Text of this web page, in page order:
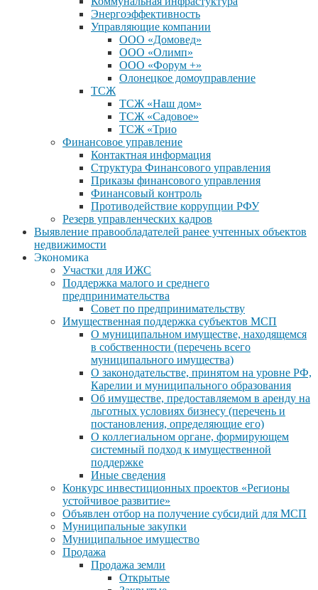
Энергоэффективность
Управляющие компании
ООО «Домовед»
ООО «Олимп»
ООО «Форум +»
Олонецкое домоуправление
ТСЖ
ТСЖ «Наш дом»
ТСЖ «Садовое»
ТСЖ «Трио
Финансовое управление
Контактная информация
Структура Финансового управления
Приказы финансового управления
Финансовый контроль
Противодействие коррупции РФУ
Резерв управленческих кадров
Выявление правообладателей ранее учтенных объектов
недвижимости
Экономика
Участки для ИЖС
Поддержка малого и среднего
предпринимательства
Совет по предпринимательству
Имущественная поддержка субъектов МСП
О муниципальном имуществе, находящемся
в собственности (перечень всего
муниципального имущества)
О законодательстве, принятом на уровне РФ,
Карелии и муниципального образования
Об имуществе, предоставляемом в аренду на
льготных условиях бизнесу (перечень и
постановления, определяющие его)
О коллегиальном органе, формирующем
системный подход к имущественной
поддержке
Иные сведения
Конкурс инвестиционных проектов «Регионы
устойчивое развитие»
Объявлен отбор на получение субсидий для МСП
Муниципальные закупки
Муниципальное имущество
Продажа
Продажа земли
Открытые